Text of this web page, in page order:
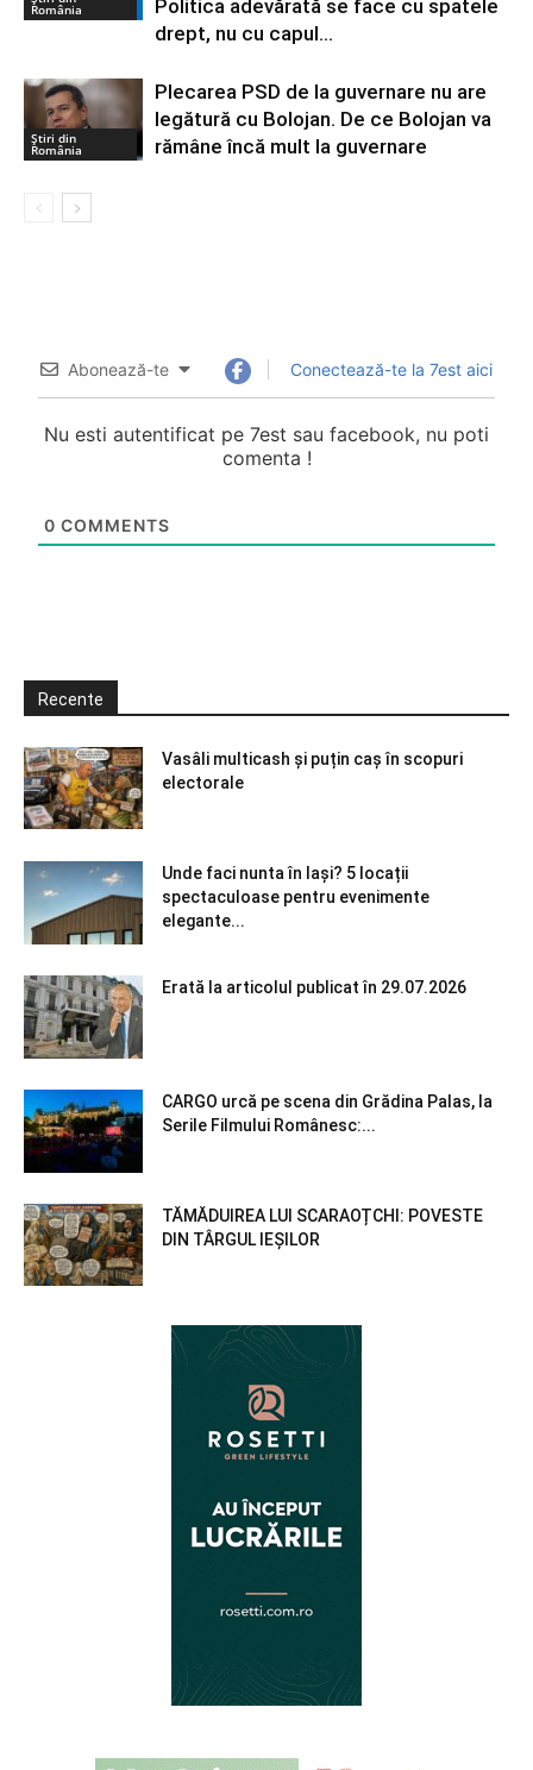
România
Politica adevărată se face cu spatele
drept, nu cu capul...
Știri din
România
Plecarea PSD de la guvernare nu are
legătură cu Bolojan. De ce Bolojan va
rămâne încă mult la guvernare
Abonează-te Conectează-te la 7est aici
Nu esti autentificat pe 7est sau facebook, nu poti
comenta !
0 COMMENTS
Recente
Vasâli multicash și puțin caș în scopuri
electorale
Unde faci nunta în Iași? 5 locații
spectaculoase pentru evenimente
elegante...
Erată la articolul publicat în 29.07.2026
CARGO urcă pe scena din Grădina Palas, la
Serile Filmului Românesc:...
TĂMĂDUIREA LUI SCARAOȚCHI: POVESTE
DIN TÂRGUL IEȘILOR